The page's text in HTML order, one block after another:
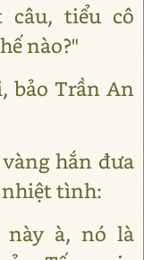
câu, tiểu cô
nào?"
bảo Trần An
hắn đưa
tình:
này à, nó là